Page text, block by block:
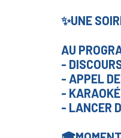
✨UNE
AU
-
- APPEL
- KARAOKÉ
- LANCER